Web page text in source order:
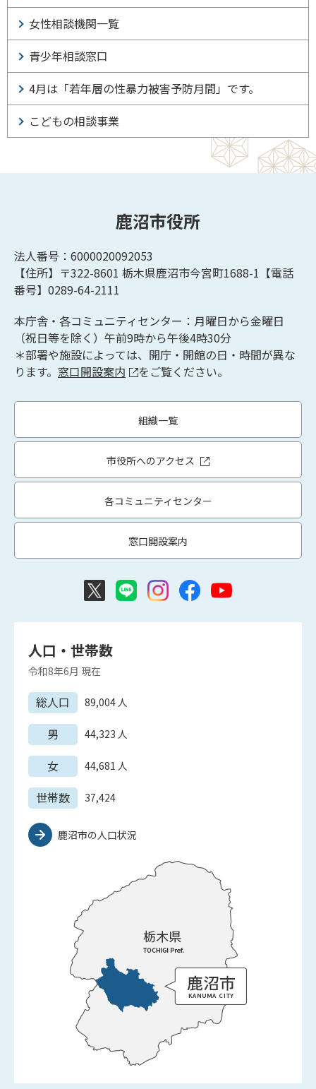
女性相談機関一覧
青少年相談窓口
4月は「若年層の性暴力被害予防月間」です。
こどもの相談事業
鹿沼市役所
法人番号：6000020092053
【住所】〒322-8601 栃木県鹿沼市今宮町1688-1【電話
番号】0289-64-2111
本庁舎・各コミュニティセンター：月曜日から金曜日
（祝日等を除く）午前9時から午後4時30分
＊部署や施設によっては、開庁・開館の日・時間が異な
ります。 窓口開設案内 をご覧ください。
組織一覧
市役所へのアクセス
各コミュニティセンター
窓口開設案内
人口・世帯数
令和8年6月 現在
総人口 89,004人
男 44,323 人
女 44,681 人
世帯数 37,424
鹿沼市の人口状況